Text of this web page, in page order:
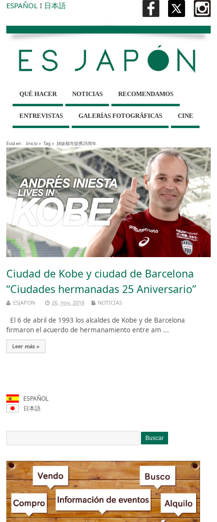
ESPAÑOL I 日本語
QUÉ HACER NOTICIAS RECOMENDAMOS
ENTREVISTAS GALERÍAS FOTOGRÁFICAS CINE
Está en : Inicio» Tag » 姉妹都市提携25周年
Ciudad de Kobe y ciudad de Barcelona
“Ciudades hermanadas 25 Aniversario”
ESJAPON 26, nov, 2018 NOTICIAS
El 6 de abril de 1993 los alcaldes de Kobe y de Barcelona
firmaron el acuerdo de hermanamiento entre am ...
Leer más »
ESPAÑOL
日本語